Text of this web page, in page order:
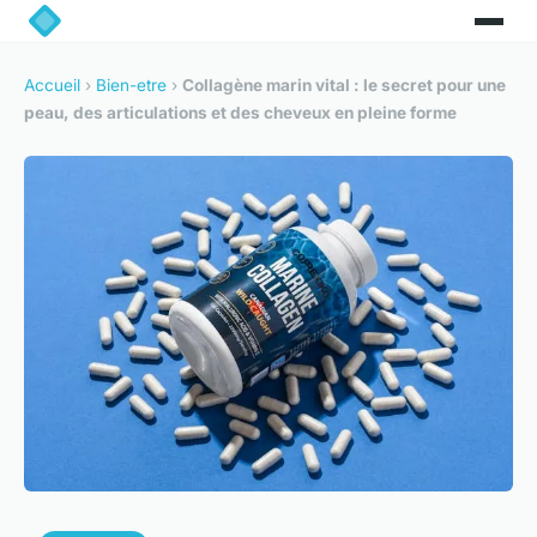
Accueil › Bien-etre › Collagène marin vital : le secret pour une
peau, des articulations et des cheveux en pleine forme